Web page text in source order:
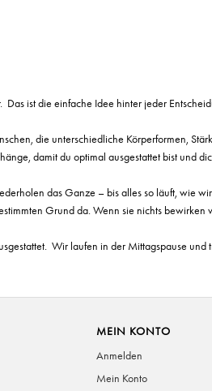
ist die einfache Idee hinter jeder
die unterschiedliche Körperformen,
damit du optimal ausgestattet bist und
das Ganze – bis alles so läuft, wie
Grund da. Wenn sie nichts bewirken
Wir laufen in der Mittagspause
MEIN KONTO
Anmelden
Mein Konto